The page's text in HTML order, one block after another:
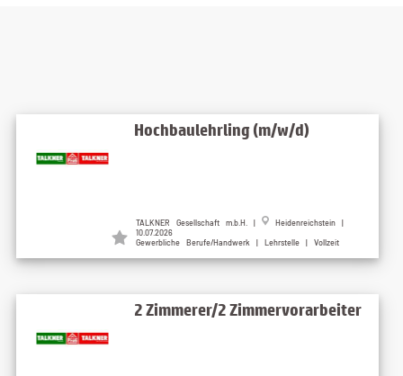
Hochbaulehrling (m/w/d)
TALKNER Gesellschaft m.b.H. |
Heidenreichstein |
10.07.2026
Gewerbliche Berufe/Handwerk | Lehrstelle | Vollzeit
2 Zimmerer/2 Zimmervorarbeiter